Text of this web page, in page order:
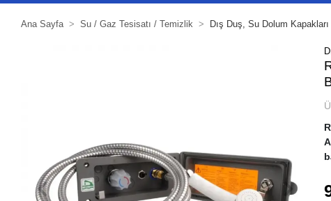
Ana Sayfa Su / Gaz Tesisatı / Temizlik Dış Duş, Su Dolum Kapakları